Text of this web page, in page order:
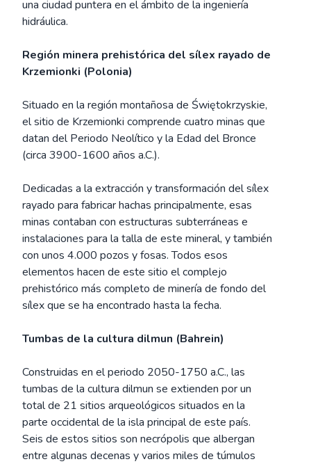
una ciudad puntera en el ámbito de la ingeniería
hidráulica.
Región minera prehistórica del sílex rayado de
Krzemionki (Polonia)
Situado en la región montañosa de Świętokrzyskie,
el sitio de Krzemionki comprende cuatro minas que
datan del Periodo Neolítico y la Edad del Bronce
(circa 3900-1600 años a.C.).
Dedicadas a la extracción y transformación del sílex
rayado para fabricar hachas principalmente, esas
minas contaban con estructuras subterráneas e
instalaciones para la talla de este mineral, y también
con unos 4.000 pozos y fosas. Todos esos
elementos hacen de este sitio el complejo
prehistórico más completo de minería de fondo del
sílex que se ha encontrado hasta la fecha.
Tumbas de la cultura dilmun (Bahrein)
Construidas en el periodo 2050-1750 a.C., las
tumbas de la cultura dilmun se extienden por un
total de 21 sitios arqueológicos situados en la
parte occidental de la isla principal de este país.
Seis de estos sitios son necrópolis que albergan
entre algunas decenas y varios miles de túmulos